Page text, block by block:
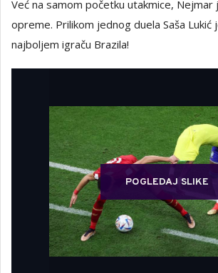
Već na samom početku utakmice,
opreme. Prilikom jednog duela Saša Lukić
najboljem igraču Brazila!
POGLEDAJ SLIKE